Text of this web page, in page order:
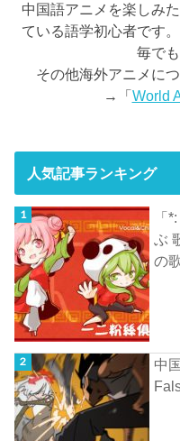
中国語アニメを楽しみ
ている語学初心者です
毎で
その他海外アニメに
→「World
人気記事ランキング
「
ぶ
の
中